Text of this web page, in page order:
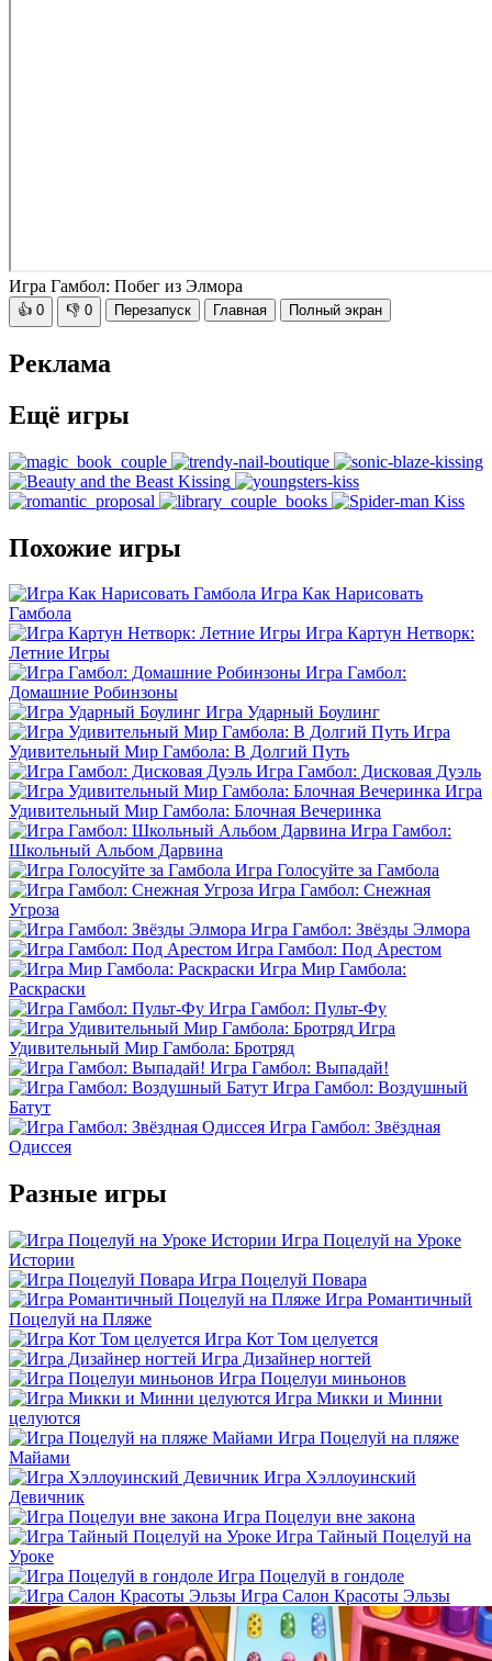
Игра Гамбол: Побег из Элмора
👍 0 👎 0 Перезапуск Главная Полный экран
Реклама
Ещё игры
Похожие игры
Игра Как Нарисовать
Гамбола
Игра Картун Нетворк:
Летние Игры
Игра Гамбол:
Домашние Робинзоны
Игра Ударный Боулинг
Игра
Удивительный Мир Гамбола: В Долгий Путь
Игра Гамбол: Дисковая Дуэль
Игра
Удивительный Мир Гамбола: Блочная Вечеринка
Игра Гамбол:
Школьный Альбом Дарвина
Игра Голосуйте за Гамбола
Игра Гамбол: Снежная
Угроза
Игра Гамбол: Звёзды Элмора
Игра Гамбол: Под Арестом
Игра Мир Гамбола:
Раскраски
Игра Гамбол: Пульт-Фу
Игра
Удивительный Мир Гамбола: Бротряд
Игра Гамбол: Выпадай!
Игра Гамбол: Воздушный
Батут
Игра Гамбол: Звёздная
Одиссея
Разные игры
Игра Поцелуй на Уроке
Истории
Игра Поцелуй Повара
Игра Романтичный
Поцелуй на Пляже
Игра Кот Том целуется
Игра Дизайнер ногтей
Игра Поцелуи миньонов
Игра Микки и Минни
целуются
Игра Поцелуй на пляже
Майами
Игра Хэллоуинский
Девичник
Игра Поцелуи вне закона
Игра Тайный Поцелуй на
Уроке
Игра Поцелуй в гондоле
Игра Салон Красоты Эльзы